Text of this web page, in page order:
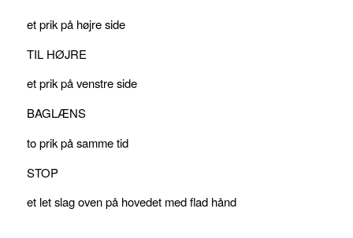
et prik på højre side
TIL HØJRE
et prik på venstre side
BAGLÆNS
to prik på samme tid
STOP
et let slag oven på hovedet med flad hånd